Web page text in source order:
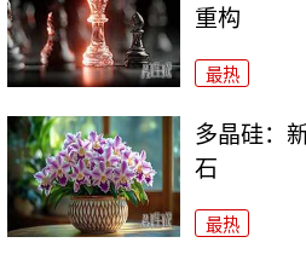
重构
最热
多晶硅：
石
最热